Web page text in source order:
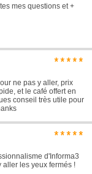
mes questions et +
*****
ne pas y aller, prix
et le café offert en
conseil très utile pour
*****
d'Informa3
aller les yeux fermés !